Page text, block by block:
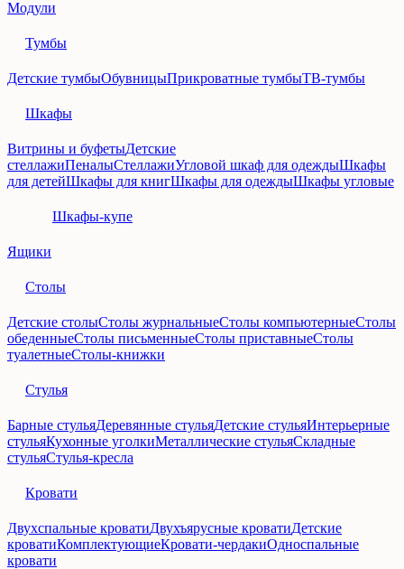
Модули
Тумбы
Детские тумбыОбувницыПрикроватные тумбыТВ-тумбы
Шкафы
Витрины и буфетыДетские
стеллажиПеналыСтеллажиУгловой шкаф для одеждыШкафы
для детейШкафы для книгШкафы для одеждыШкафы угловые
Шкафы-купе
Ящики
Столы
Детские столыСтолы журнальныеСтолы компьютерныеСтолы
обеденныеСтолы письменныеСтолы приставныеСтолы
туалетныеСтолы-книжки
Стулья
Барные стульяДеревянные стульяДетские стульяИнтерьерные
стульяКухонные уголкиМеталлические стульяСкладные
стульяСтулья-кресла
Кровати
Двухспальные кроватиДвухъярусные кроватиДетские
кроватиКомплектующиеКровати-чердакиОдноспальные
кровати